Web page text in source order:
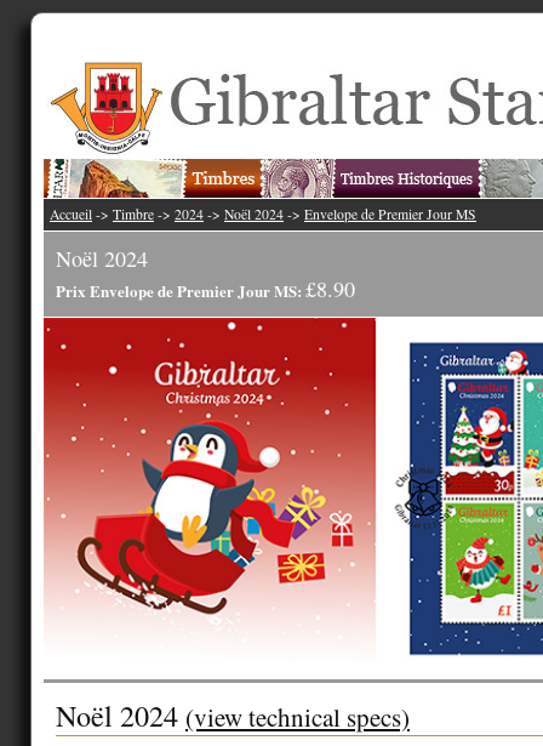
Accueil -> Timbre -> 2024 -> Noël 2024 -> Envelope de Premier Jour MS
Noël 2024
Prix Envelope de Premier Jour MS: £8.90
Noël 2024 (view technical specs)